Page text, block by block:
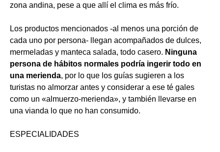
zona andina, pese a que allí el clima es más frío.
Los productos mencionados -al menos una porción de
cada uno por persona- llegan acompañados de dulces,
mermeladas y manteca salada, todo casero. Ninguna
persona de hábitos normales podría ingerir todo en
una merienda, por lo que los guías sugieren a los
turistas no almorzar antes y considerar a ese té gales
como un «almuerzo-merienda», y también llevarse en
una vianda lo que no han consumido.
ESPECIALIDADES